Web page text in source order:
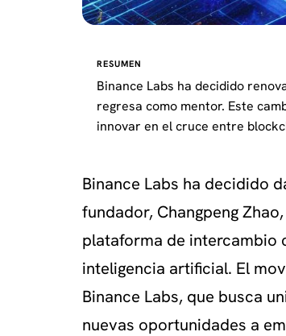
RESUMEN
Binance Labs ha decidido
regresa como mentor. Este
innovar en el cruce entre
Binance Labs ha decidido
fundador, Changpeng
plataforma de intercambio
inteligencia artificial. El
Binance Labs, que busca
nuevas oportunidades a